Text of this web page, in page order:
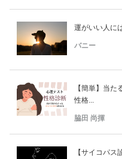
運がいい人に
バニー
【簡単】当
性格...
脇田 尚揮
【サイコパ